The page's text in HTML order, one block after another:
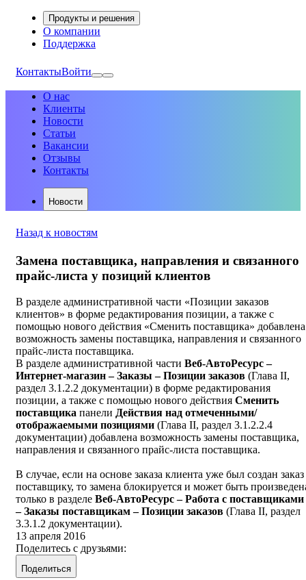
Продукты и решения
О компании
Поддержка
КонтактыВойти
О нас
Клиенты
Новости
Статьи
Вакансии
Отзывы
Контакты
Новости
Назад к новостям
Замена поставщика, направления и связанного
прайс-листа у позиций клиентов
В разделе административной части «Позиции заказов
клиентов» в форме редактирования позиции, а также с
помощью нового действия «Сменить поставщика» добавлена
возможность замены поставщика, направления и связанного
прайс-листа поставщика.
В разделе административной части Веб-АвтоРесурс –
Интернет-магазин – Заказы – Позиции заказов (Глава II,
раздел 3.1.2.2 документации) в форме редактирования
позиции, а также с помощью нового действия Сменить
поставщика панели Действия над отмеченными/
отображаемыми позициями (Глава II, раздел 3.1.2.2.4
документации) добавлена возможность замены поставщика,
направления и связанного прайс-листа поставщика.
В случае, если на основе заказа клиента уже был создан заказ
поставщику, то замена блокируется и может быть
только в разделе Веб-АвтоРесурс – Работа с поставщиками
– Заказы поставщикам – Позиции заказов (Глава II, раздел
3.3.1.2 документации).
13 апреля 2016
Поделитесь с друзьями:
Поделиться